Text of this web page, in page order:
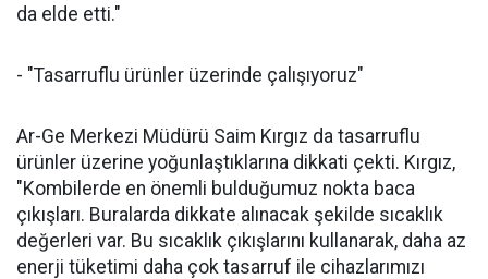
da elde etti."
- "Tasarruflu ürünler üzerinde çalışıyoruz"
Ar-Ge Merkezi Müdürü Saim Kırgız da tasarruflu
ürünler üzerine yoğunlaştıklarına dikkati çekti. Kırgız,
"Kombilerde en önemli bulduğumuz nokta baca
çıkışları. Buralarda dikkate alınacak şekilde sıcaklık
değerleri var. Bu sıcaklık çıkışlarını kullanarak, daha az
enerji tüketimi daha çok tasarruf ile cihazlarımızı